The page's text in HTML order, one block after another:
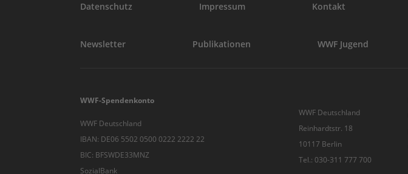
Datenschutz Impressum Kontakt
Newsletter Publikationen WWF Jugend
WWF-Spendenkonto
WWF Deutschland
IBAN: DE06 5502 0500 0222 2222 22
BIC: BFSWDE33MNZ
SozialBank
WWF Deutschland
Reinhardtstr. 18
10117 Berlin
Tel.: 030-311 777 700